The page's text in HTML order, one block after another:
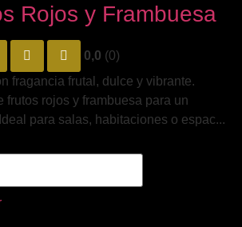
Rojos y Frambuesa
0,0 (0)
fragancia frutal, dulce y vibrante.
frutos rojos y frambuesa para un
para salas, habitaciones o espac...